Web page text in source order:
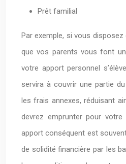
Prêt familial
Par exemple, si vous disposez
que vos parents vous font
votre apport personnel
servira à couvrir une partie
les frais annexes, réduisant
devrez emprunter pour
apport conséquent est
de solidité financière par les